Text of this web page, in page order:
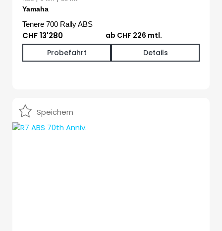
Yamaha
Tenere 700 Rally ABS
CHF 13'280
ab CHF 226 mtl.
Probefahrt
Details
Speichern